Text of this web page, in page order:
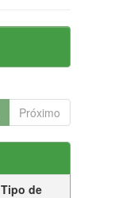
Próximo
Tipo de